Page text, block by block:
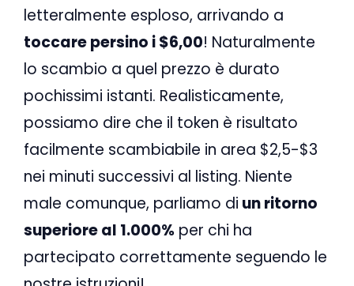
letteralmente esploso, arrivando a
toccare persino i $6,00! Naturalmente
lo scambio a quel prezzo è durato
pochissimi istanti. Realisticamente,
possiamo dire che il token è risultato
facilmente scambiabile in area $2,5-$3
nei minuti successivi al listing. Niente
male comunque, parliamo di un ritorno
superiore al 1.000% per chi ha
partecipato correttamente seguendo le